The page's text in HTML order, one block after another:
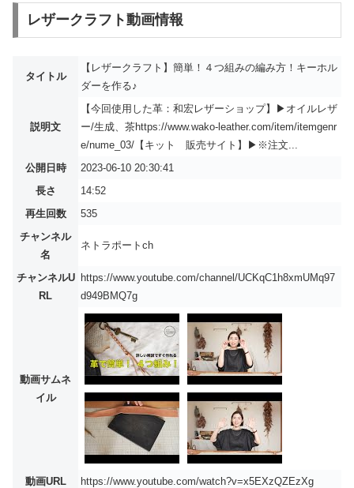
レザークラフト動画情報
タイトル
【レザークラフト】簡単！４つ組みの編み方！キーホル
ダーを作る♪
説明文
【今回使用した革：和宏レザーショップ】▶︎オイルレザ
ー/生成、茶https://www.wako-leather.com/item/itemgenr
e/nume_03/【キット 販売サイト】▶︎※注文...
公開日時
2023-06-10 20:30:41
長さ
14:52
再生回数
535
チャンネル
名
ネトラポートch
チャンネルU
RL
https://www.youtube.com/channel/UCKqC1h8xmUMq97
d949BMQ7g
動画サムネ
イル
動画URL https://www.youtube.com/watch?v=x5EXzQZEzXg